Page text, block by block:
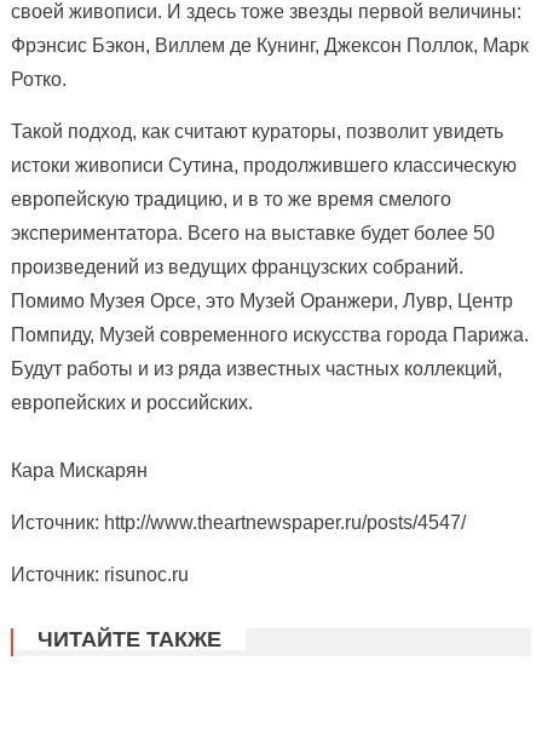
своей живописи. И здесь тоже звезды первой величины:
Фрэнсис Бэкон, Виллем де Кунинг, Джексон Поллок, Марк
Ротко.
Такой подход, как считают кураторы, позволит увидеть
истоки живописи Сутина, продолжившего классическую
европейскую традицию, и в то же время смелого
экспериментатора. Всего на выставке будет более 50
произведений из ведущих французских собраний.
Помимо Музея Орсе, это Музей Оранжери, Лувр, Центр
Помпиду, Музей современного искусства города Парижа.
Будут работы и из ряда известных частных коллекций,
европейских и российских.
Кара Мискарян
Источник: http://www.theartnewspaper.ru/posts/4547/
Источник: risunoc.ru
ЧИТАЙТЕ ТАКЖЕ